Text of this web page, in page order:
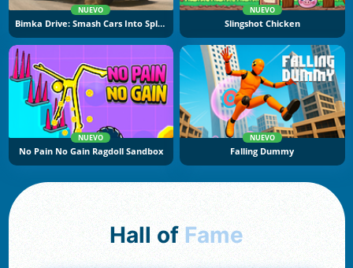
NUEVO
Bimka Drive: Smash Cars Into Splinters
NUEVO
Slingshot Chicken
NUEVO
No Pain No Gain Ragdoll Sandbox
NUEVO
Falling Dummy
Hall of Fame